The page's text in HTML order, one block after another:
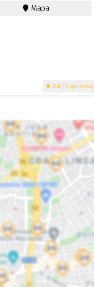
2.6 (5 opiniones)
Mapa